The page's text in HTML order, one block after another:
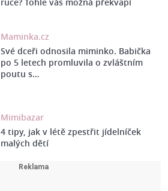
Maminka.cz
Své dceři odnosila miminko. Babička
po 5 letech promluvila o zvláštním
poutu s…
Mimibazar
4 tipy, jak v létě zpestřit jídelníček
malých dětí